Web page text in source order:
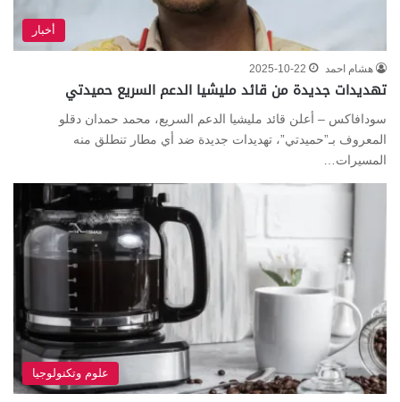
أخبار
هشام احمد 2025-10-22
تهديدات جديدة من قائد مليشيا الدعم السريع حميدتي
سودافاكس – أعلن قائد مليشيا الدعم السريع، محمد حمدان دقلو
المعروف بـ”حميدتي”، تهديدات جديدة ضد أي مطار تنطلق منه
المسيرات…
علوم وتكنولوجيا